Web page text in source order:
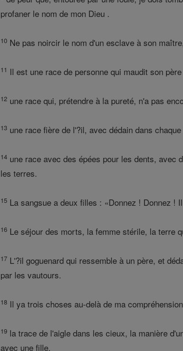
profaner le nom de mon Dieu .
10 Ne pas noircir le nom d'un esclave à son
11 Il est une race de personne qui maudit son
12 une race qui, prétendre à la pureté, n'a pas
13 une race fière de l'?il, avec dédain dans
14 une race avec des épées pour les dents, avec
les terres.
15 La sangsue a deux filles : «Donnez ! Donnez !
16 Le séjour des morts, la femme stérile, la terre
17 L'?il goguenard qui ressemble à un père, et
par les vautours.
18 Il ya trois choses au-delà de ma
19 la trace de l'aigle dans les cieux, la manière
avec une fille.